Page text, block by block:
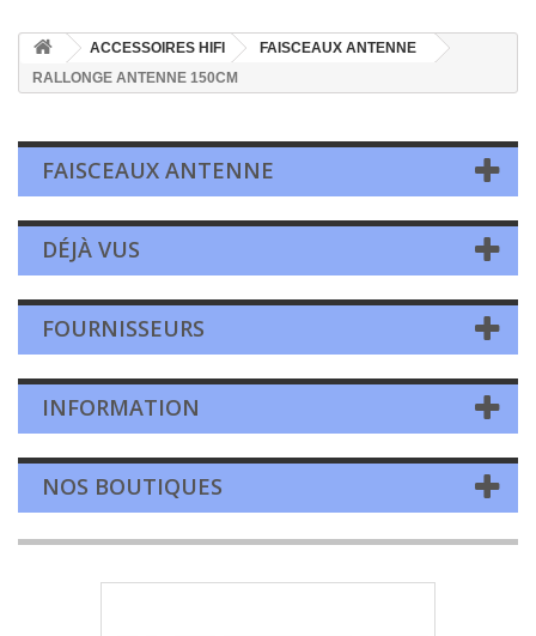
ACCESSOIRES HIFI
FAISCEAUX ANTENNE
RALLONGE ANTENNE 150CM
FAISCEAUX ANTENNE
DÉJÀ VUS
FOURNISSEURS
INFORMATION
NOS BOUTIQUES